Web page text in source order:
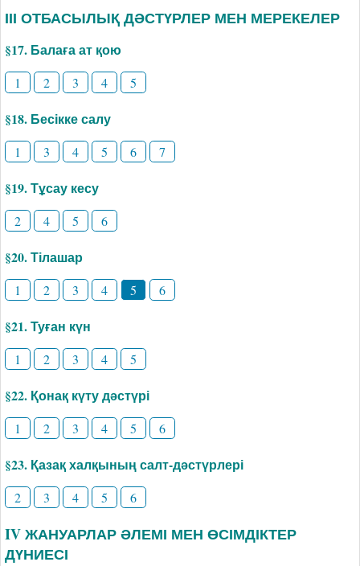
ІІІ ОТБАСЫЛЫҚ ДӘСТҮРЛЕР МЕН МЕРЕКЕЛЕР
§17. Балаға ат қою
1 2 3 4 5
§18. Бесікке салу
1 3 4 5 6 7
§19. Тұсау кесу
2 4 5 6
§20. Тілашар
1 2 3 4 5 6
§21. Туған күн
1 2 3 4 5
§22. Қонақ күту дәстүрі
1 2 3 4 5 6
§23. Қазақ халқының салт-дәстүрлері
2 3 4 5 6
IV ЖАНУАРЛАР ӘЛЕМІ МЕН ӨСІМДІКТЕР
ДҮНИЕСІ